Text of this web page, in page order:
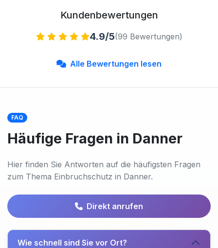
Kundenbewertungen
4.9/5(99 Bewertungen)
Alle Bewertungen lesen
FAQ
Häufige Fragen in Danner
Hier finden Sie Antworten auf die häufigsten Fragen
zum Thema Einbruchschutz in Danner.
Direkt anrufen
Wie schnell sind Sie vor Ort?